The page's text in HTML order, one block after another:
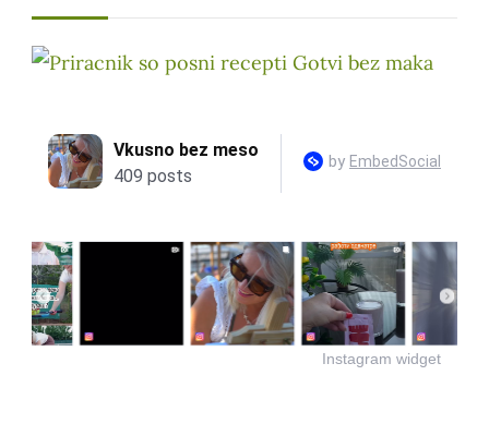
Instagram widget